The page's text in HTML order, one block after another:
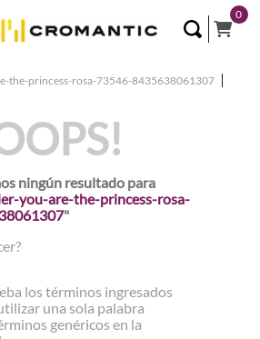
0
the-princess-rosa-73546-8435638061307
ningún resultado para
you-are-the-princess-rosa-
"
los términos ingresados
una sola palabra
genéricos en la